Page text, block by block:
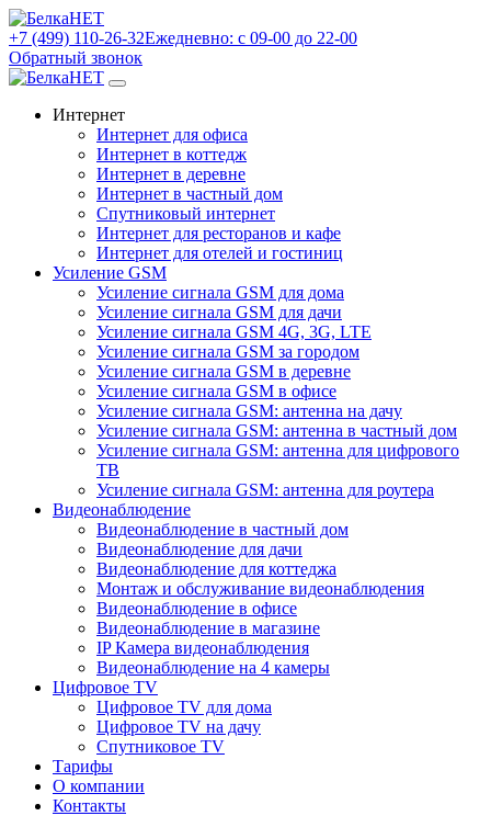
+7 (499) 110-26-32Ежедневно: с 09-00 до 22-00
Обратный звонок
Интернет
Интернет для офиса
Интернет в коттедж
Интернет в деревне
Интернет в частный дом
Спутниковый интернет
Интернет для ресторанов и кафе
Интернет для отелей и гостиниц
Усиление GSM
Усиление сигнала GSM для дома
Усиление сигнала GSM для дачи
Усиление сигнала GSM 4G, 3G, LTE
Усиление сигнала GSM за городом
Усиление сигнала GSM в деревне
Усиление сигнала GSM в офисе
Усиление сигнала GSM: антенна на дачу
Усиление сигнала GSM: антенна в частный дом
Усиление сигнала GSM: антенна для цифрового
ТВ
Усиление сигнала GSM: антенна для роутера
Видеонаблюдение
Видеонаблюдение в частный дом
Видеонаблюдение для дачи
Видеонаблюдение для коттеджа
Монтаж и обслуживание видеонаблюдения
Видеонаблюдение в офисе
Видеонаблюдение в магазине
IP Камера видеонаблюдения
Видеонаблюдение на 4 камеры
Цифровое TV
Цифровое TV для дома
Цифровое TV на дачу
Спутниковое TV
Тарифы
О компании
Контакты